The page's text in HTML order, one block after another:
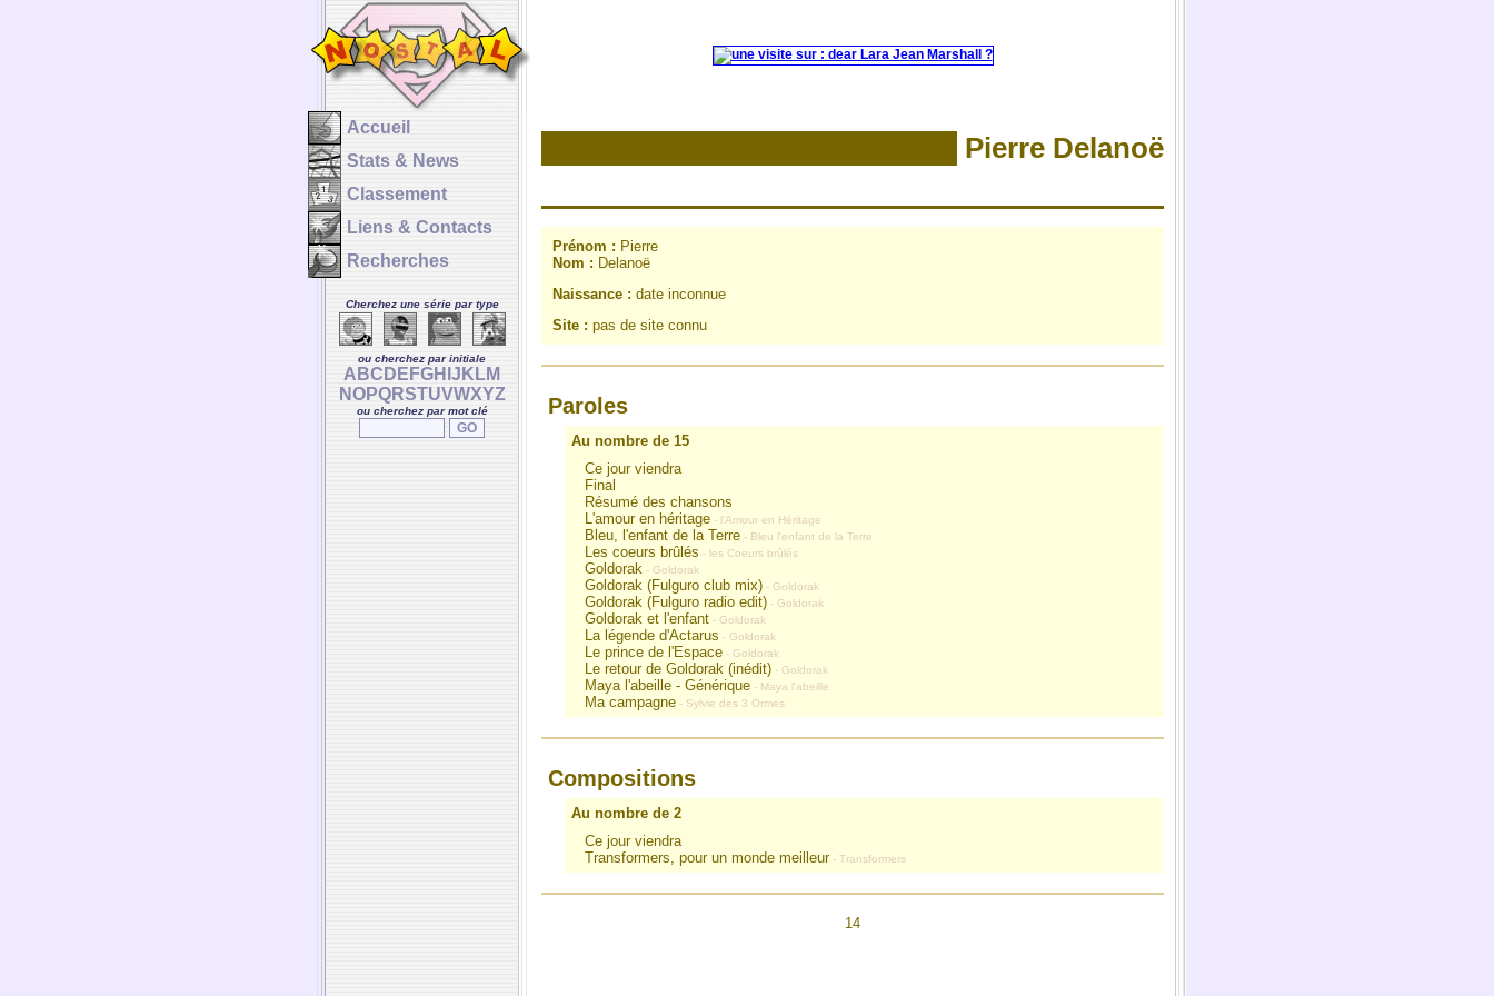
Accueil
Stats & News
Classement
Liens & Contacts
Recherches
Cherchez une série par type
ou cherchez par initiale
A BC D E FGH J K LM
NOPQRSTUVWXYZ
ou cherchez par mot clé
Pierre Delanoë
Prénom : Pierre
Nom : Delanoë
Naissance : date inconnue
Site : pas de site connu
Paroles
Au nombre de 15
Ce jour viendra
Final
Résumé des chansons
L'amour en héritage - l'Amour en Héritage
Bleu, l'enfant de la Terre - Bleu l'enfant de la Terre
Les coeurs brûlés - les Coeurs brûlés
Goldorak - Goldorak
Goldorak (Fulguro club mix) - Goldorak
Goldorak (Fulguro radio edit) - Goldorak
Goldorak et l'enfant - Goldorak
La légende d'Actarus - Goldorak
Le prince de l'Espace - Goldorak
Le retour de Goldorak (inédit) - Goldorak
Maya l'abeille - Générique - Maya l'abeille
Ma campagne - Sylvie des 3 Ormes
Compositions
Au nombre de 2
Ce jour viendra
Transformers, pour un monde meilleur - Transformers
14